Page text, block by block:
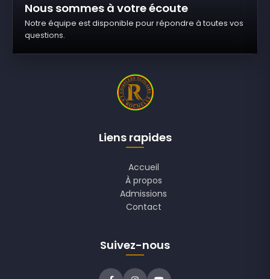
Nous sommes à votre écoute
Notre équipe est disponible pour répondre à toutes vos
questions.
Liens rapides
Accueil
À propos
Admissions
Contact
Suivez-nous